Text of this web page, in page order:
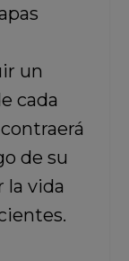
un
cada
de su
la vida